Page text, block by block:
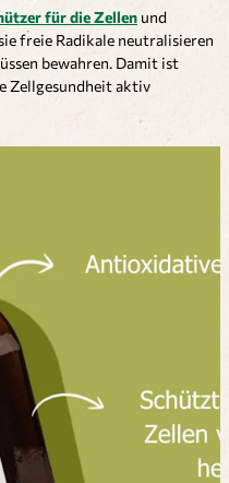
für die Zellen und
freie Radikale neutralisieren
bewahren. Damit ist
Zellgesundheit aktiv